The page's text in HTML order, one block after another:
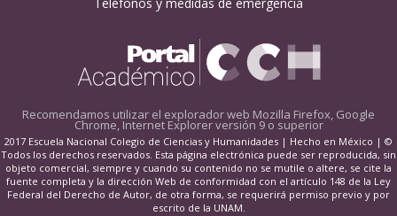
Recomendamos utilizar el explorador web Mozilla Firefox, Google
Chrome, Internet Explorer versión 9 o superior
2017 Escuela Nacional Colegio de Ciencias y Humanidades | Hecho en México | ©
Todos los derechos reservados. Esta página electrónica puede ser reproducida, sin
objeto comercial, siempre y cuando su contenido no se mutile o altere, se cite la
fuente completa y la dirección Web de conformidad con el artículo 148 de la Ley
Federal del Derecho de Autor, de otra forma, se requerirá permiso previo y por
escrito de la UNAM.